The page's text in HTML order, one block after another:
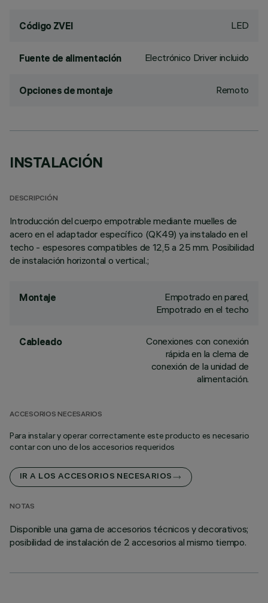
Código ZVEI LED
Fuente de alimentación Electrónico Driver incluido
Opciones de montaje Remoto
INSTALACIÓN
DESCRIPCIÓN
Introducción del cuerpo empotrable mediante muelles de
acero en el adaptador específico (QK49) ya instalado en el
techo - espesores compatibles de 12,5 a 25 mm. Posibilidad
de instalación horizontal o vertical.;
Montaje
Empotrado en pared,
Empotrado en el techo
Cableado
Conexiones con conexión
rápida en la clema de
conexión de la unidad de
alimentación.
ACCESORIOS NECESARIOS
Para instalar y operar correctamente este producto es necesario
contar con uno de los accesorios requeridos
IR A LOS ACCESORIOS NECESARIOS
NOTAS
Disponible una gama de accesorios técnicos y decorativos;
posibilidad de instalación de 2 accesorios al mismo tiempo.